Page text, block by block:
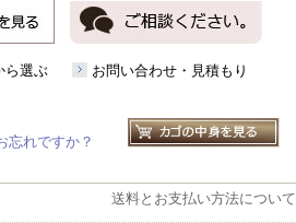
ら選ぶ お問い合わせ・見積もり
忘れですか？
送料とお支払い方法について